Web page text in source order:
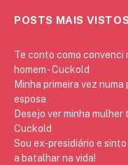
POSTS MAIS VISTOS
Te conto como convenci
homem - Cuckold
Minha primeira vez
esposa
Desejo ver minha mulher
Cuckold
Sou ex-presidiário e
a batalhar na vida!